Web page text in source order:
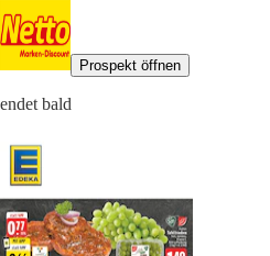
Prospekt öffnen
endet bald